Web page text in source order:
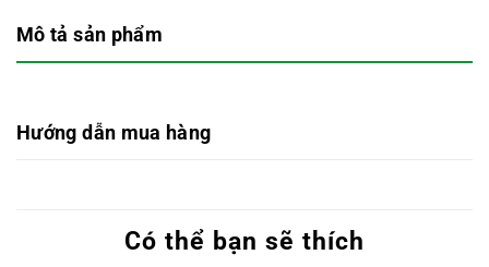
Mô tả sản phẩm
Hướng dẫn mua hàng
Có thể bạn sẽ thích